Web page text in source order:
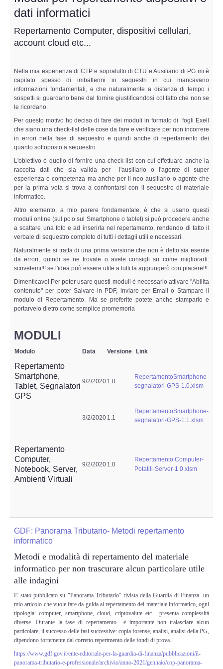
Perizia Data Breach
INDAGINI DIGITALI
Indagini su computer
Indagini Smartphone,Tablet
Copia/Acquisizione Forense
Bonifiche Digitali
Forensics Readiness
Copia/Acquisizione Forense Web
Indagini persone scomparse
Remote Digital Forensics
Acquisizione Forense remota
Recupero dati
Prevenzione Frode
CYBER SECURITY
Risk Management
Incident Handling & Response
Vulnerability Assesment & Pen Test
BC & DR
Data Breach
A & C
Privacy & GDPR
Resp. Amministrativa dlsg 231
dati informatici
Repertamento Computer, dispositivi cellulari,
account cloud etc...
Nella mia esperienza di CTP e sopratutto di CTU e Ausiliario di PG mi è
capitato spesso di imbattermi in sequestri in cui mancavano
informazioni fondamentali, e che naturalmente a distanza di tempo i
sospetti si guardano bene dal fornire giustificandosi col fatto che non se
le ricordano.
Per questo motivo ho deciso di fare dei moduli in formato di fogli Exell
che siano una check-list delle cose da fare e verificare per non incorrere
in errori nella fase di sequestro e quindi anche di repertamento dei
quanto sottoposto a sequestro.
L'obiettivo è quello di fornire una check list con cui effettuare anche la
raccolta dati che sia valida per l'ausiliario o l'agente di super
esperienza e competenza ma anche per il neo ausiliario o agente che
per la prima vota si trova a confrontarsi con il sequestro di materiale
informatico.
Altro elemento, a mio parere fondamentale, è che si usano questi
moduli online (sul pc o sul Smartphone o tablet) si può procedere anche
a scattare una foto e ad inserirla nel repertamento, rendendo di fatto il
verbale di sequestro completo di tutti i dettagli utili e necessari.
Naturalmente si tratta di una prima versione che non è detto sia esente
da errori, quindi se ne trovate o avete consigli su come migliorarli:
scrivetemi!!! se l'idea può essere utile a tutti la aggiungerò con piacere!!!
Dimenticavo! Per poter usare questi moduli è necessario attivare "Abilita
contenuto" per poter Salvare in PDF, inviare per Email o Stampare il
modulo di Repertamento. Ma se preferite potete anche stamparlo e
portarvelo dietro come semplice promemoria
MODULI
Modulo Data Versione Link
Repertamento
Smartphone,
Tablet, Segnalatori
GPS
9/2/2020 1.0
RepertamentoSmartphone-
segnalatori-GPS-1.0.xlsm
3/2/2020 1.1
RepertamentoSmartphone-
segnalatori-GPS-1.1.xlsm
Repertamento
Computer,
Notebook, Server,
Ambienti Virtuali
9/2/2020 1.0
Repertamento Computer-
Potatili-Server-1.0.xlsm
GDF: Panorama Tributario- Metodi repertamento
informatico
Metodi e modalità di repertamento del materiale
informatico per non trascurare alcun particolare utile
alle indagini
E' stato pubblicato su "Panorama Tributario" rivista della Guardia di Finanza un
mio articolo che vuole fare da guida al repertamento del materiale informatico, ogni
tipologia: computer, smartphone, cloud, criptovalute etc... presenta complessità
diverse. Durante la fase di repertamento è importante non tralasciare alcun
particolare, il successo delle fasi successive: copia forense, analisi, analisi della PG,
dipendono fortemente dal corretto repertmento delle fondi di prova.
https://www.gdf.gov.it/ente-editoriale-per-la-guardia-di-finanza/pubblicazioni/il-
panorama-tributario-e-professionale/archivio/anno-2021/gennaio/cop-panorama-